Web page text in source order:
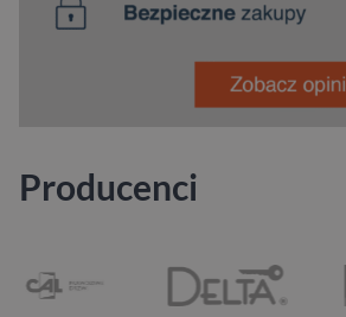
Producenci